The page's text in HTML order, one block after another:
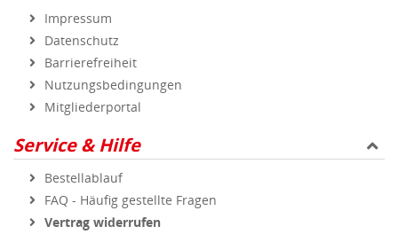
Impressum
Datenschutz
Barrierefreiheit
Nutzungsbedingungen
Mitgliederportal
Service & Hilfe
Bestellablauf
FAQ - Häufig gestellte Fragen
Vertrag widerrufen